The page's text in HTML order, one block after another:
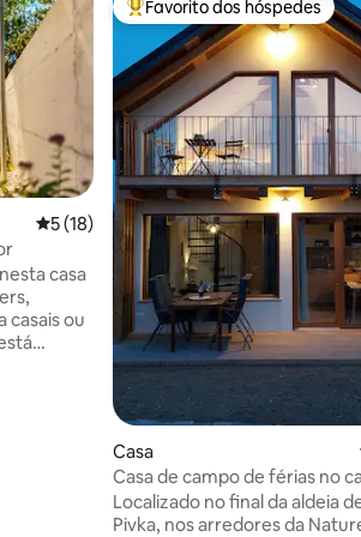
Classificação média de 5 em 5 estrelas,
5 (18)
casa
casais ou
Favoritos dos hóspedes mais
Favorito dos hóspedes
Casa
Casa de campo de férias no
in foREST"
Localizado no final da aldeia
Pivka, nos arredores da